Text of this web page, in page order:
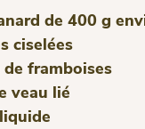
de 400 g
ciselées
framboises
veau lié